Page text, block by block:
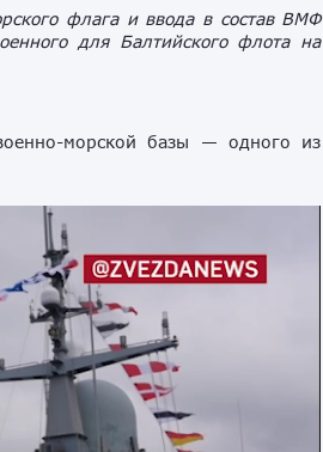
флага и ввода в состав ВМФ
для Балтийского флота на
морской базы — одного из